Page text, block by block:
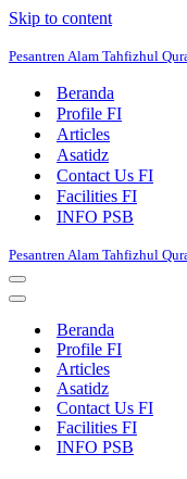
Skip to content
Pesantren Alam Tahfizhul
Beranda
Profile FI
Articles
Asatidz
Contact Us FI
Facilities FI
INFO PSB
Pesantren Alam Tahfizhul
Navigation
Menu
Navigation
Beranda
Profile FI
Articles
Asatidz
Contact Us FI
Facilities FI
INFO PSB